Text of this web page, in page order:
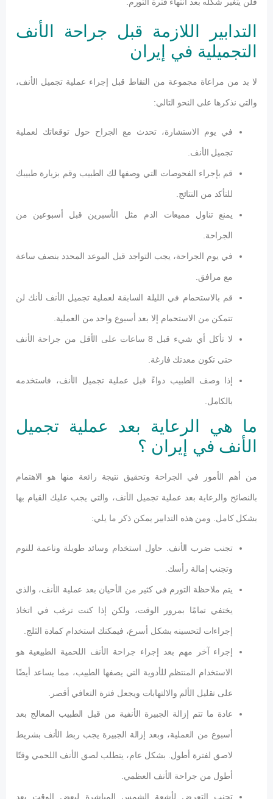
فلن يتغير شكله بعد انتهاء فترة التورم.
التدابير اللازمة قبل جراحة الأنف
التجميلية في إيران
لا بد من مراعاة مجموعة من النقاط قبل إجراء عملية تجميل الأنف،
والتي نذكرها على النحو التالي:
في يوم الاستشارة، تحدث مع الجراح حول توقعاتك لعملية
تجميل الأنف.
قم بإجراء الفحوصات التي وصفها لك الطبيب وقم بزيارة طبيبك
للتأكد من النتائج.
يمنع تناول مميعات الدم مثل الأسبرين قبل أسبوعين من
الجراحة.
في يوم الجراحة، يجب التواجد قبل الموعد المحدد بنصف ساعة
مع مرافق.
قم بالاستحمام في الليلة السابقة لعملية تجميل الأنف لأنك لن
تتمكن من الاستحمام إلا بعد أسبوع واحد من العملية.
لا تأكل أي شيء قبل 8 ساعات على الأقل من جراحة الأنف
حتى تكون معدتك فارغة.
إذا وصف الطبيب دواءً قبل عملية تجميل الأنف، فاستخدمه
بالكامل.
ما هي الرعاية بعد عملية تجميل
الأنف في إيران ؟
من أهم الأمور في الجراحة وتحقيق نتيجة رائعة منها هو الاهتمام
بالنصائح والرعاية بعد عملية تجميل الأنف، والتي يجب عليك القيام بها
بشكل كامل. ومن هذه التدابير يمكن ذكر ما يلي:
تجنب ضرب الأنف. حاول استخدام وسائد طويلة وناعمة للنوم
وتجنب إمالة رأسك.
يتم ملاحظة التورم في كثير من الأحيان بعد عملية الأنف، والذي
يختفي تمامًا بمرور الوقت، ولكن إذا كنت ترغب في اتخاذ
إجراءات لتحسينه بشكل أسرع، فيمكنك استخدام كمادة الثلج.
إجراء آخر مهم بعد إجراء جراحة الأنف اللحمية الطبيعية هو
الاستخدام المنتظم للأدوية التي يصفها الطبيب، مما يساعد أيضًا
على تقليل الألم والالتهابات ويجعل فترة التعافي أقصر.
عادة ما تتم إزالة الجبيرة الأنفية من قبل الطبيب المعالج بعد
أسبوع من العملية، وبعد إزالة الجبيرة يجب ربط الأنف بشريط
لاصق لفترة أطول. بشكل عام، يتطلب لصق الأنف اللحمي وقتًا
أطول من جراحة الأنف العظمي.
تجنب التعرض لأشعة الشمس المباشرة لبعض الوقت بعد